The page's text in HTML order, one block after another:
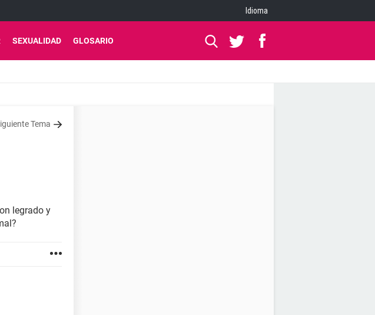
Idioma
SEXUALIDAD GLOSARIO
Tema
legrado y